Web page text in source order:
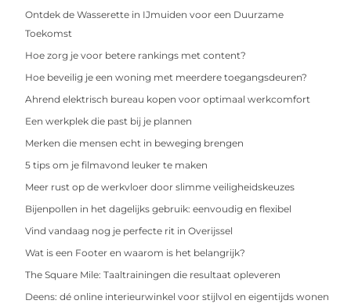
Ontdek de Wasserette in IJmuiden voor een Duurzame
Toekomst
Hoe zorg je voor betere rankings met content?
Hoe beveilig je een woning met meerdere toegangsdeuren?
Ahrend elektrisch bureau kopen voor optimaal werkcomfort
Een werkplek die past bij je plannen
Merken die mensen echt in beweging brengen
5 tips om je filmavond leuker te maken
Meer rust op de werkvloer door slimme veiligheidskeuzes
Bijenpollen in het dagelijks gebruik: eenvoudig en flexibel
Vind vandaag nog je perfecte rit in Overijssel
Wat is een Footer en waarom is het belangrijk?
The Square Mile: Taaltrainingen die resultaat opleveren
Deens: dé online interieurwinkel voor stijlvol en eigentijds wonen